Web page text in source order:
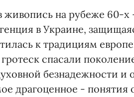
на рубеже 60-х
в Украине,
к традициям
спасали
безнадежности и
драгоценное -